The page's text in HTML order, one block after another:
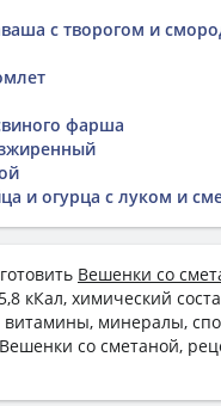
с творогом и
фарша
и огурца с луком и
Вешенки со
кКал, химический
витамины, минералы,
со сметаной,